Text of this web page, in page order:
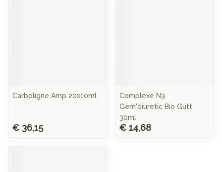
Carboligne Amp 20x10ml
€ 36,15
Complexe N3
Gem'diuretic Bio Gutt
30ml
€ 14,68